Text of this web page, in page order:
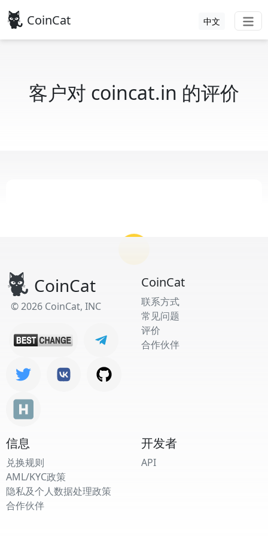
CoinCat 中文
客户对 coincat.in 的评价
CoinCat
© 2026 CoinCat, INC
CoinCat
联系方式
常见问题
评价
合作伙伴
信息
兑换规则
AML/KYC政策
隐私及个人数据处理政策
合作伙伴
开发者
API